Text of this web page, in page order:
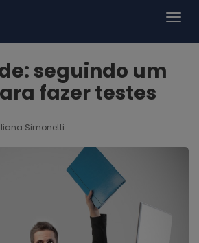
seguindo um
fazer testes
Simonetti